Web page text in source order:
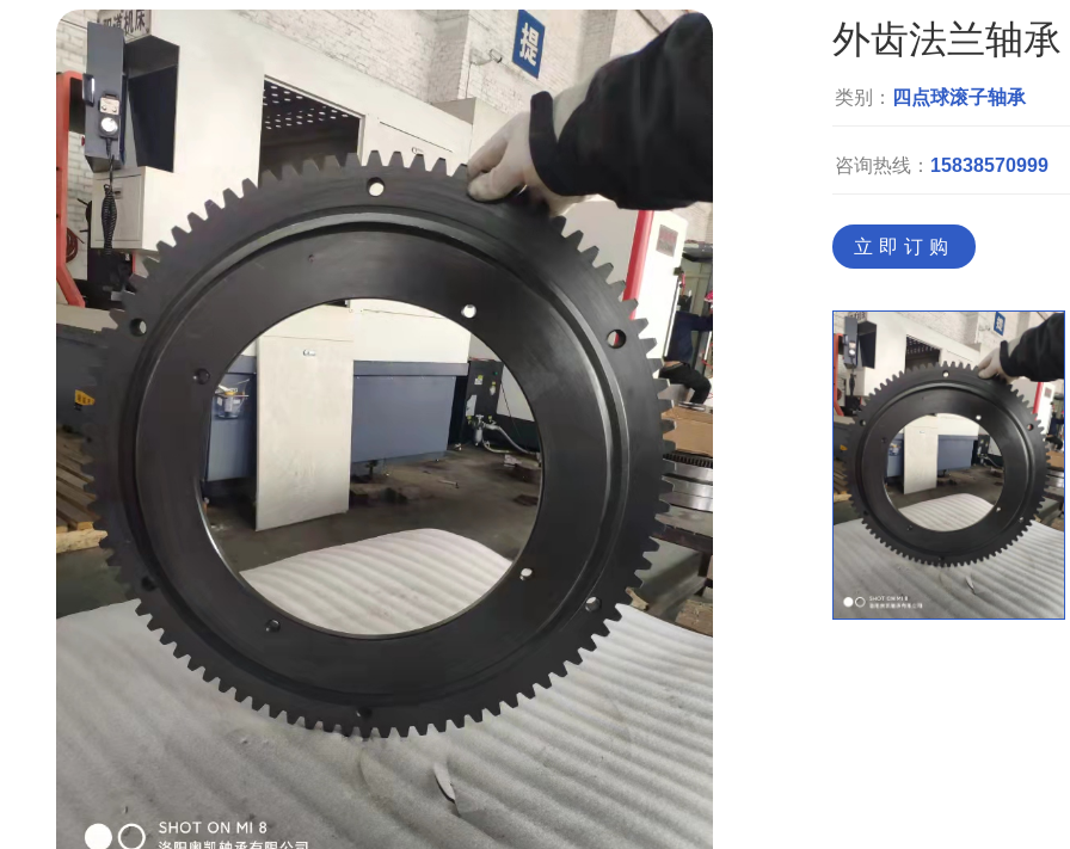
外齿法兰轴承
类别： 四点球滚子轴承
咨询热线： 15838570999
立即订购